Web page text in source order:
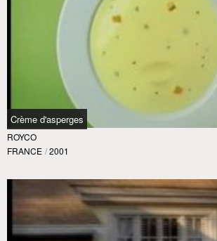
Crème d'asperges
ROYCO
FRANCE / 2001